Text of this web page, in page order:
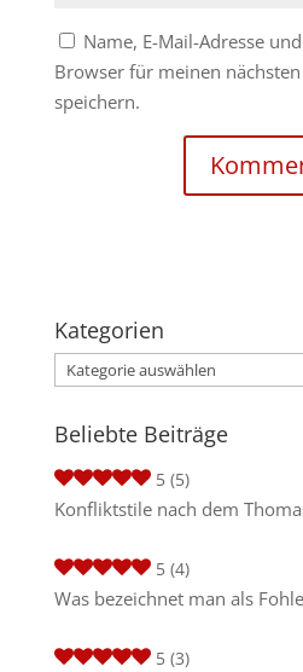
Name, E-Mail-Adresse
Browser für meinen
speichern.
Kategorien
Kategorien
Beliebte Beiträge
5 (5)
Konfliktstile nach dem
5 (4)
Was bezeichnet man als
5 (3)